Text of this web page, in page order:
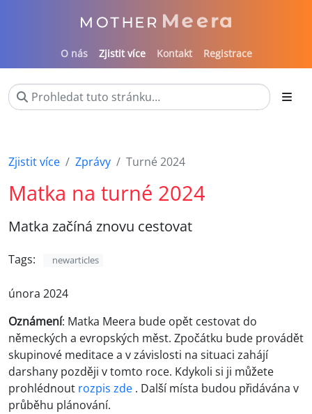
O nás Zjistit více Kontakt Registrace
Zjistit více Zprávy Turné 2024
Matka na turné 2024
Matka začíná znovu cestovat
Tags: newarticles
února 2024
Oznámení: Matka Meera bude opět cestovat do
německých a evropských měst. Zpočátku bude provádět
skupinové meditace a v závislosti na situaci zahájí
darshany později v tomto roce. Kdykoli si ji můžete
prohlédnout rozpis zde . Další místa budou přidávána v
průběhu plánování.